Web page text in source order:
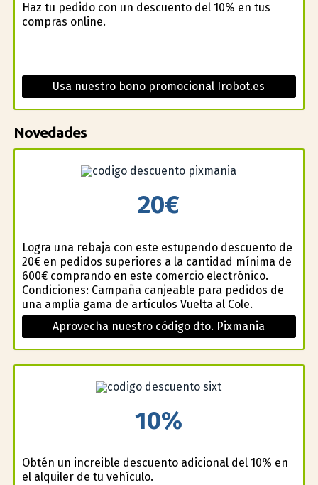
Haz tu pedido con un descuento del 10% en tus
compras online.
Usa nuestro bono promocional Irobot.es
Novedades
20€
Logra una rebaja con este estupendo descuento de
20€ en pedidos superiores a la cantidad mínima de
600€ comprando en este comercio electrónico.
Condiciones: Campaña canjeable para pedidos de
una amplia gama de artículos Vuelta al Cole.
Aprovecha nuestro código dto. Pixmania
10%
Obtén un increible descuento adicional del 10% en
el alquiler de tu vehículo.